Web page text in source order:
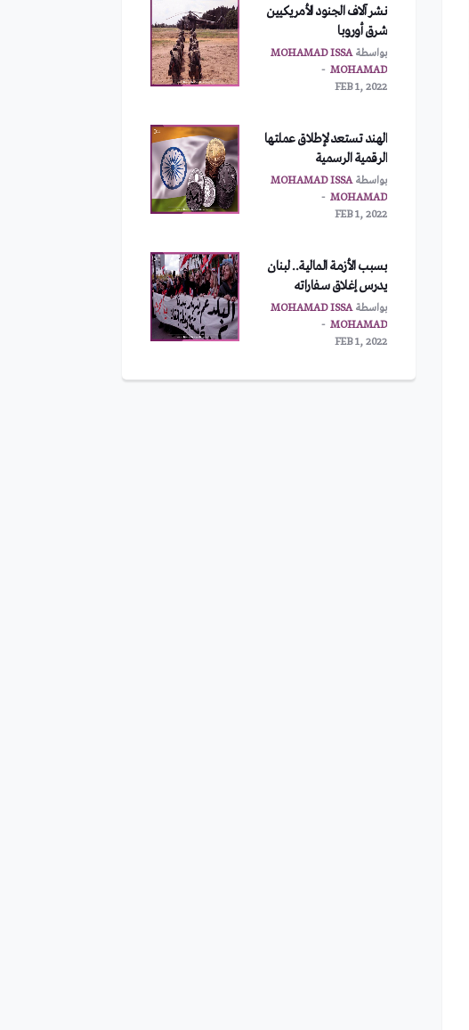
نشر آلاف الجنود الأمريكيين
شرق أوروبا
بواسطةMOHAMAD ISSA
MOHAMAD
FEB 1, 2022
الهند تستعد لإطلاق عملتها
الرقمية الرسمية
بواسطةMOHAMAD ISSA
MOHAMAD
FEB 1, 2022
بسبب الأزمة المالية.. لبنان
يدرس إغلاق سفاراته
بواسطةMOHAMAD ISSA
MOHAMAD
FEB 1, 2022